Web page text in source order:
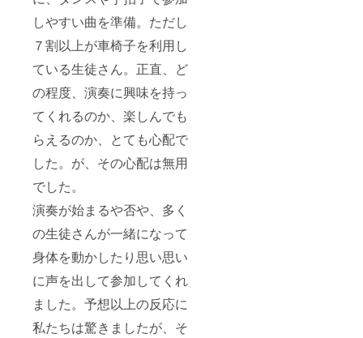
しやすい曲を準備。ただし
７割以上が車椅子を利用し
ている生徒さん。正直、ど
の程度、演奏に興味を持っ
てくれるのか、楽しんでも
らえるのか、とても心配で
した。が、その心配は無用
でした。
演奏が始まるや否や、多く
の生徒さんが一緒になって
身体を動かしたり思い思い
に声を出して参加してくれ
ました。予想以上の反応に
私たちは驚きましたが、そ